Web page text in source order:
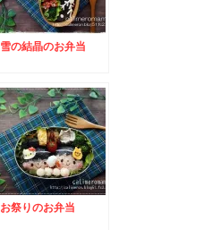
雪の結晶のお弁当
お祭りのお弁当